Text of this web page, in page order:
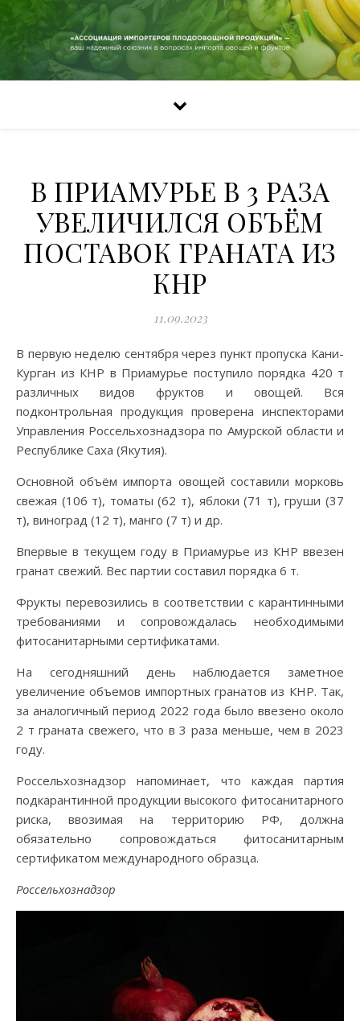
В ПРИАМУРЬЕ В 3 РАЗА
УВЕЛИЧИЛСЯ ОБЪЁМ
ПОСТАВОК ГРАНАТА ИЗ
КНР
11.09.2023
В первую неделю сентября через пункт пропуска Кани-
Курган из КНР в Приамурье поступило порядка 420 т
различных видов фруктов и овощей. Вся
подконтрольная продукция проверена инспекторами
Управления Россельхознадзора по Амурской области и
Республике Саха (Якутия).
Основной объём импорта овощей составили морковь
свежая (106 т), томаты (62 т), яблоки (71 т), груши (37
т), виноград (12 т), манго (7 т) и др.
Впервые в текущем году в Приамурье из КНР ввезен
гранат свежий. Вес партии составил порядка 6 т.
Фрукты перевозились в соответствии с карантинными
требованиями и сопровождалась необходимыми
фитосанитарными сертификатами.
На сегодняшний день наблюдается заметное
увеличение объемов импортных гранатов из КНР. Так,
за аналогичный период 2022 года было ввезено около
2 т граната свежего, что в 3 раза меньше, чем в 2023
году.
Россельхознадзор напоминает, что каждая партия
подкарантинной продукции высокого фитосанитарного
риска, ввозимая на территорию РФ, должна
обязательно сопровождаться фитосанитарным
сертификатом международного образца.
Россельхознадзор